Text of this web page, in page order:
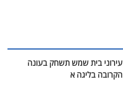
עירוני בית שמש תשחק בעונה
הקרובה בליגה א